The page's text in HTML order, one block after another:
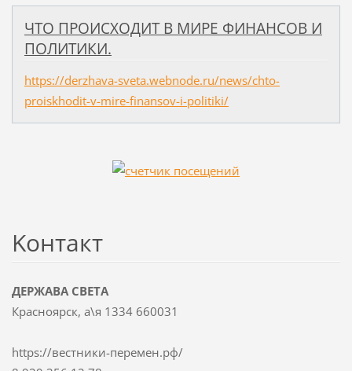
ЧТО ПРОИСХОДИТ В МИРЕ ФИНАНСОВ И
ПОЛИТИКИ.
https://derzhava-sveta.webnode.ru/news/chto-
proiskhodit-v-mire-finansov-i-politiki/
Koнтакт
ДЕРЖАВА СВЕТА
Красноярск, а\я 1334 660031
https://вестники-перемен.рф/